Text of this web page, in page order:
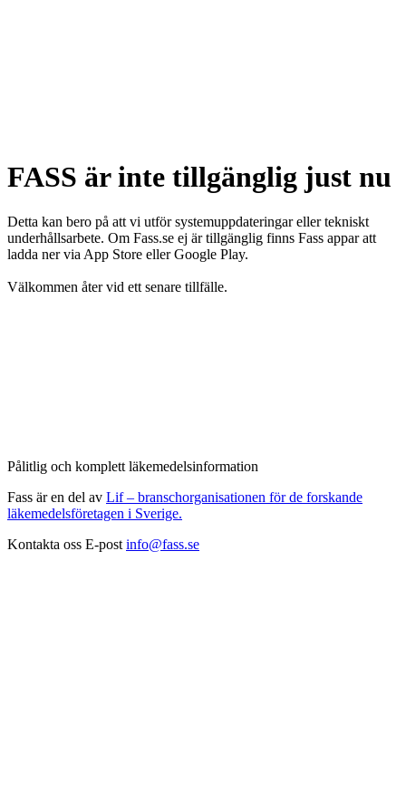
FASS är inte tillgänglig just nu
Detta kan bero på att vi utför systemuppdateringar eller tekniskt
underhållsarbete. Om Fass.se ej är tillgänglig finns Fass appar att
ladda ner via App Store eller Google Play.
Välkommen åter vid ett senare tillfälle.
Pålitlig och komplett läkemedelsinformation
Fass är en del av Lif – branschorganisationen för de forskande
läkemedelsföretagen i Sverige.
Kontakta oss E-post info@fass.se